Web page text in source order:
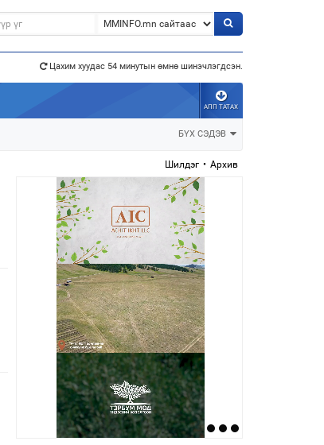
Цахим хуудас 54 минутын өмнө шинэчлэгдсэн.
АПП ТАТАХ
БҮХ СЭДЭВ
Шилдэг • Архив